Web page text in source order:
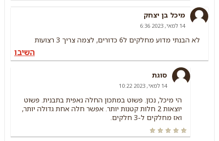
מיכל בן יצחק
14 למאי, 2023 6:36
לא הבנתי מדוע מחלקים ל6 כדורים, לצמה צריך 3 רצועות
השיבו
סוגת
14 למאי, 2023 10:22
הי מיכל, נכון. פשוט במתכון החלה נאפית בתבנית. פשוט
יוצאות 2 חלות קטנות יותר. אפשר חלה אחת גדולה יותר,
ואז מחלקים ל-3 חלקים.